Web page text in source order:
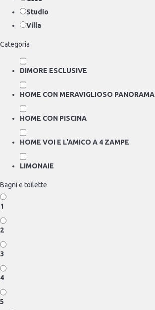
Studio
Villa
Categoria
DIMORE ESCLUSIVE
HOME CON MERAVIGLIOSO PANORAMA
HOME CON PISCINA
HOME VOI E L'AMICO A 4 ZAMPE
LIMONAIE
Bagni e toilette
1
2
3
4
5